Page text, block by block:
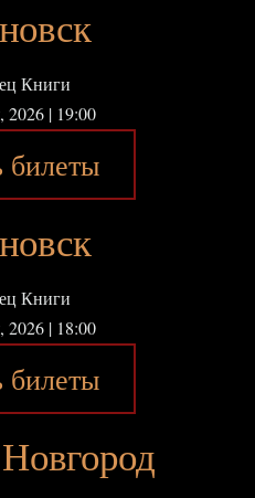
Книги
2026 | 19:00
билеты
Книги
2026 | 18:00
билеты